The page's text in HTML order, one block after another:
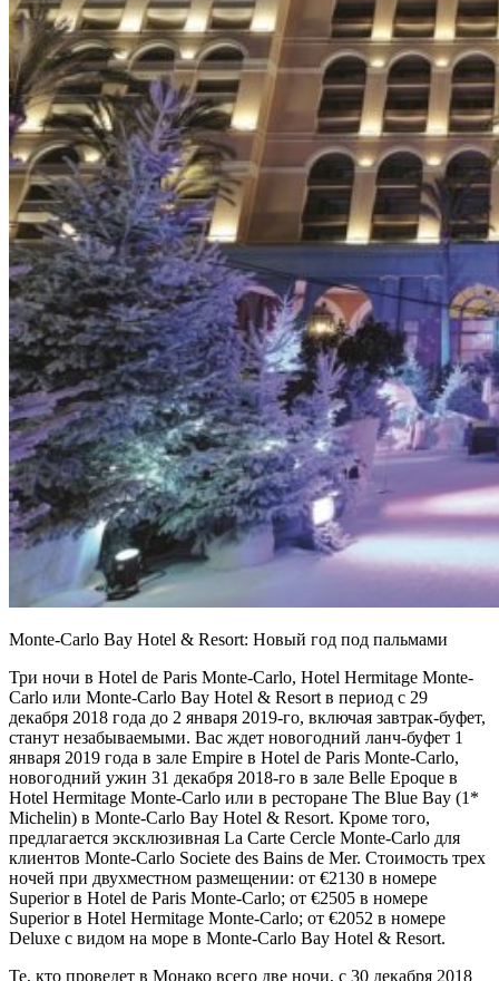
Monte-Carlo Bay Hotel & Resort: Новый год под пальмами
Три ночи в Hotel de Paris Monte-Carlo, Hotel Hermitage Monte-
Carlo или Monte-Carlo Bay Hotel & Resort в период с 29
декабря 2018 года до 2 января 2019-го, включая завтрак-буфет,
станут незабываемыми. Вас ждет новогодний ланч-буфет 1
января 2019 года в зале Empire в Hotel de Paris Monte-Carlo,
новогодний ужин 31 декабря 2018-го в зале Belle Epoque в
Hotel Hermitage Monte-Carlo или в ресторане The Blue Bay (1*
Michelin) в Monte-Carlo Bay Hotel & Resort. Кроме того,
предлагается эксклюзивная La Carte Cercle Monte-Carlo для
клиентов Monte-Carlo Societe des Bains de Mer. Стоимость трех
ночей при двухместном размещении: от €2130 в номере
Superior в Hotel de Paris Monte-Carlo; от €2505 в номере
Superior в Hotel Hermitage Monte-Carlo; от €2052 в номере
Deluxe с видом на море в Monte-Carlo Bay Hotel & Resort.
Те, кто проведет в Монако всего две ночи, с 30 декабря 2018